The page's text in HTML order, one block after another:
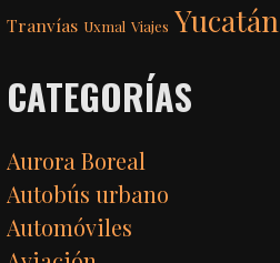
Tranvías Uxmal Viajes Yucatán
CATEGORÍAS
Aurora Boreal
Autobús urbano
Automóviles